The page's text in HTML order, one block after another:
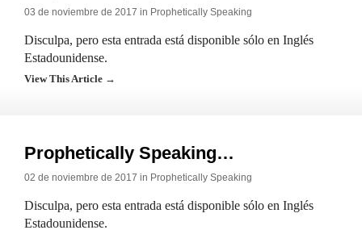
03 de noviembre de 2017 in Prophetically Speaking
Disculpa, pero esta entrada está disponible sólo en Inglés
Estadounidense.
View This Article →
Prophetically Speaking…
02 de noviembre de 2017 in Prophetically Speaking
Disculpa, pero esta entrada está disponible sólo en Inglés
Estadounidense.